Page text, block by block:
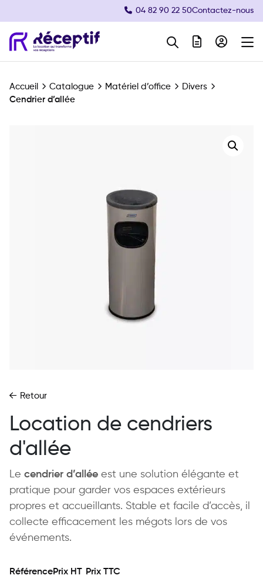
04 82 90 22 50Contactez-nous
Navigation principale
Accueil Catalogue Matériel d’office
Divers
Cendrier d’allée
Retour
Location de cendriers
d'allée
Le cendrier d’allée est une solution élégante et
pratique pour garder vos espaces extérieurs
propres et accueillants. Stable et facile d’accès, il
collecte efficacement les mégots lors de vos
événements.
RéférencePrix HT Prix TTC